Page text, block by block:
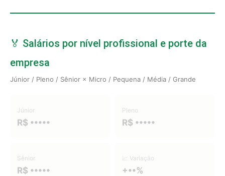
🏅 Salários por nível profissional e porte da
empresa
Júnior / Pleno / Sênior × Micro / Pequena / Média / Grande
Júnior
R$ •••••
Pleno
R$ •••••
Sênior
R$ •••••
📈 Variação
+••%